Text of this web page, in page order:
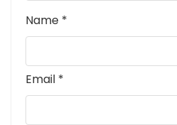
Name *
Email *